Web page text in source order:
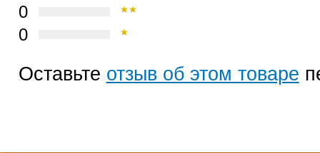
0
0
Оставьте отзыв об этом товаре